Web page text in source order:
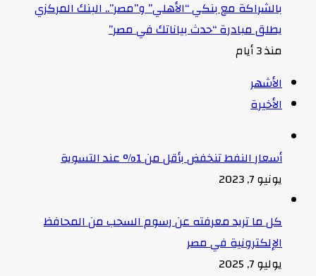
بالشراكة مع بنكي “الأهلي” و”مصر”.. البنك المركزي
يطلق مبادرة “حدث بياناتك في مصر”
منذ 3 أيام
الأشهر
الأخيرة
أسعار النفط تنخفض بأقل من 1% عند التسوية
يونيو 7, 2023
كل ما تريد معرفته عن رسوم السحب من المحافظ
الإلكترونية في مصر
يوليو 7, 2025